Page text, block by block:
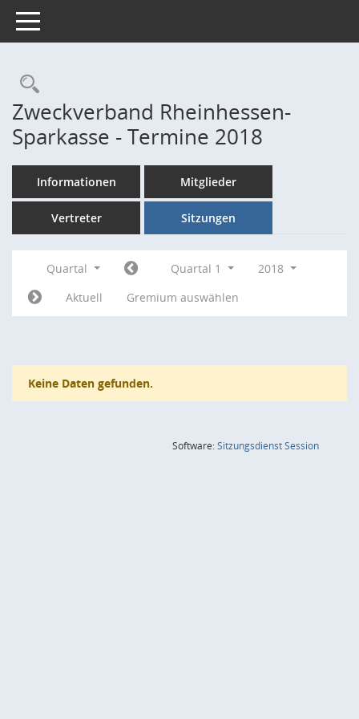
Toggle navigation
Rechercheauswahl
Zweckverband Rheinhessen-
Sparkasse - Termine 2018
Informationen Mitglieder
Vertreter Sitzungen
Quartal Quartal 1
2018
Aktuell
Gremium auswählen
Keine Daten gefunden.
Software:SitzungsdienstSession(Wird in